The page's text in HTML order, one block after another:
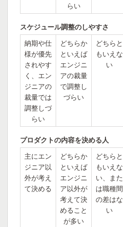
らい
スケジュール調整のしやすさ
納期や仕
様が優先
されやす
く、エン
ジニアの
裁量では
調整しづ
らい
どちらか
といえば
エンジニ
アの裁量
で調整し
づらい
どちらと
もいえな
い
プロダクトの内容を決める人
主にエン
ジニア以
外が考え
て決める
どちらか
といえば
エンジニ
ア以外が
考えて決
めること
が多い
どちらと
もいえな
い、また
は職種間
の差はな
い